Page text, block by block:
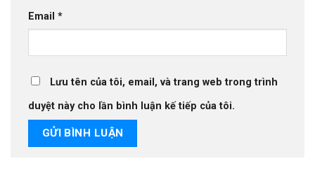
Email *
Lưu tên của tôi, email, và trang web trong trình
duyệt này cho lần bình luận kế tiếp của tôi.